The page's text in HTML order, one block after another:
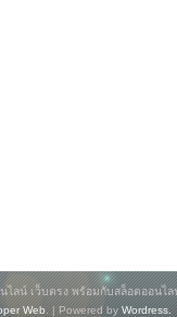
ลน์ เว็บตรง พร้อมกับสล็อตออนไ
Web. | Powered byWordress.